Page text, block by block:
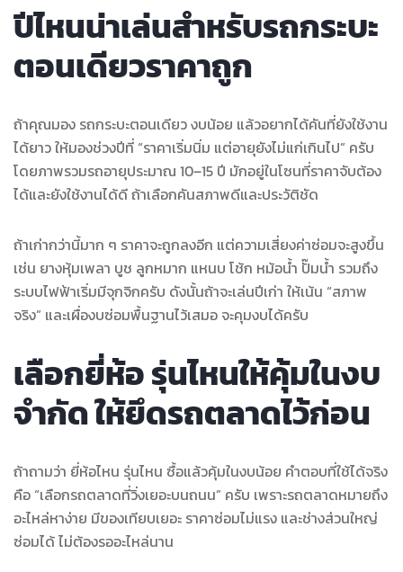
ปีไหนน่าเล่นสำหรับรถกระบะ
ตอนเดียวราคาถูก
ถ้าคุณมอง รถกระบะตอนเดียว งบน้อย แล้วอยากได้คันที่ยังใช้งาน
ได้ยาว ให้มองช่วงปีที่ “ราคาเริ่มนิ่ม แต่อายุยังไม่แก่เกินไป” ครับ
โดยภาพรวมรถอายุประมาณ 10–15 ปี มักอยู่ในโซนที่ราคาจับต้อง
ได้และยังใช้งานได้ดี ถ้าเลือกคันสภาพดีและประวัติชัด
ถ้าเก่ากว่านี้มาก ๆ ราคาจะถูกลงอีก แต่ความเสี่ยงค่าซ่อมจะสูงขึ้น
เช่น ยางหุ้มเพลา บูช ลูกหมาก แหนบ โช้ก หม้อน้ำ ปั๊มน้ำ รวมถึง
ระบบไฟฟ้าเริ่มมีจุกจิกครับ ดังนั้นถ้าจะเล่นปีเก่า ให้เน้น “สภาพ
จริง” และเผื่องบซ่อมพื้นฐานไว้เสมอ จะคุมงบได้ครับ
เลือกยี่ห้อ รุ่นไหนให้คุ้มในงบ
จำกัด ให้ยึดรถตลาดไว้ก่อน
ถ้าถามว่า ยี่ห้อไหน รุ่นไหน ซื้อแล้วคุ้มในงบน้อย คำตอบที่ใช้ได้จริง
คือ “เลือกรถตลาดที่วิ่งเยอะบนถนน” ครับ เพราะรถตลาดหมายถึง
อะไหล่หาง่าย มีของเทียบเยอะ ราคาซ่อมไม่แรง และช่างส่วนใหญ่
ซ่อมได้ ไม่ต้องรออะไหล่นาน